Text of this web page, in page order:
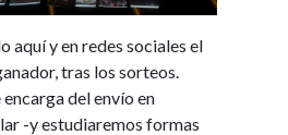
aquí y en redes sociales el
tras los sorteos.
encarga del envío en
-y estudiaremos formas